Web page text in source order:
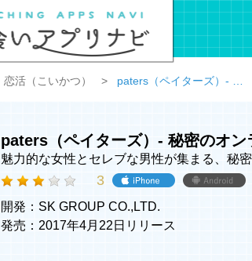
恋活（こいかつ） paters（ペイターズ）- 秘密のオンラインラウンジ
paters（ペイターズ）- 秘密のオン
魅力的な女性とセレブな男性が集まる、秘
3
開発：SK GROUP CO.,LTD.
発売：2017年4月22日リリース